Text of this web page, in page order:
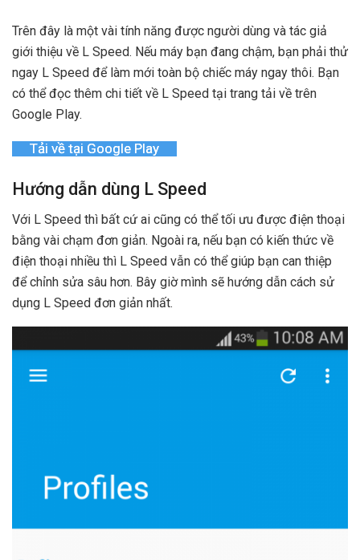
Trên đây là một vài tính năng được người dùng và tác giả
giới thiệu về L Speed. Nếu máy bạn đang chậm, bạn phải thử
ngay L Speed để làm mới toàn bộ chiếc máy ngay thôi. Bạn
có thể đọc thêm chi tiết về L Speed tại trang tải về trên
Google Play.
Tải về tại Google Play
Hướng dẫn dùng L Speed
Với L Speed thì bất cứ ai cũng có thể tối ưu được điện thoại
bằng vài chạm đơn giản. Ngoài ra, nếu bạn có kiến thức về
điện thoại nhiều thì L Speed vẫn có thể giúp bạn can thiệp
để chỉnh sửa sâu hơn. Bây giờ mình sẽ hướng dẫn cách sử
dụng L Speed đơn giản nhất.